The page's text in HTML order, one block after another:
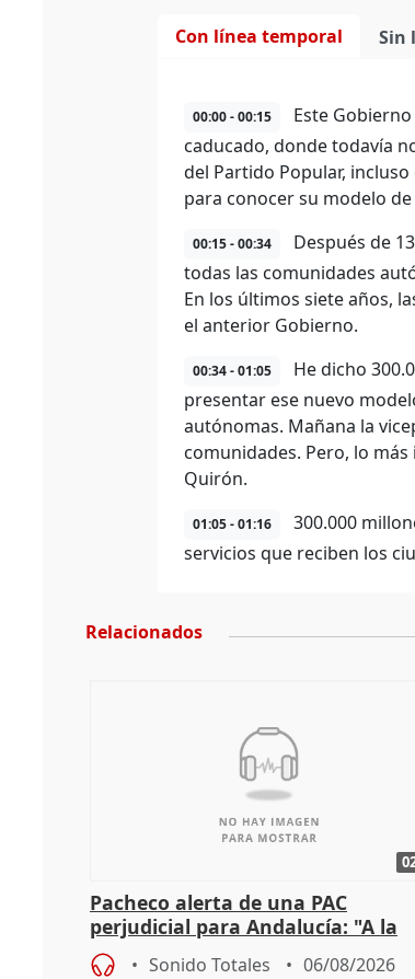
Con línea temporal Sin
00:00 - 00:15
Este
caducado, donde todavía
del Partido Popular,
para conocer su modelo
00:15 - 00:34
Después de
todas las comunidades
En los últimos siete años,
el anterior Gobierno.
00:34 - 01:05
He dicho
presentar ese nuevo
autónomas. Mañana la
comunidades. Pero, lo
Quirón.
01:05 - 01:16
300.000
servicios que reciben los
Relacionados
Pacheco alerta de una PAC
perjudicial para Andalucía: "A la
agricultura hay que protegerla"
Sonido Totales 06/08/2026